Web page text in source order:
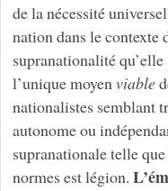
de la nécessité
nation dans le contexte
supranationalité
l’unique moyen viable
nationalistes semblant
autonome ou
supranationale telle
normes est légion.